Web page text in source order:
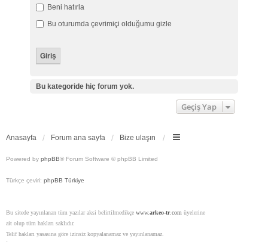
Beni hatırla
Bu oturumda çevrimiçi olduğumu gizle
Bu kategoride hiç forum yok.
Geçiş Yap
Anasayfa Forum ana sayfa Bize ulaşın
Powered by phpBB® Forum Software © phpBB Limited
Türkçe çeviri: phpBB Türkiye
Bu sitede yayınlanan tüm yazılar aksi belirtilmedikçe www.arkeo-tr.com üyelerine
ait olup tüm hakları saklıdır.
Telif hakları yasasına göre izinsiz kopyalanamaz ve yayınlanamaz.